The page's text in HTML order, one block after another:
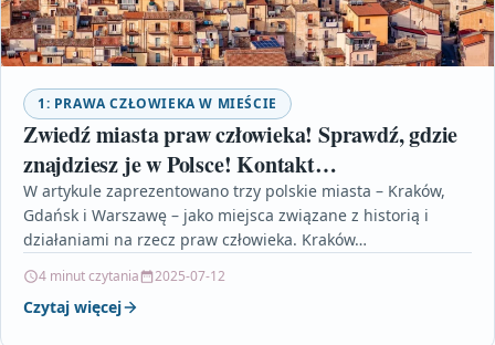
1: PRAWA CZŁOWIEKA W MIEŚCIE
Zwiedź miasta praw człowieka! Sprawdź, gdzie
znajdziesz je w Polsce! Kontakt
https://utal.pl/kontakt/
W artykule zaprezentowano trzy polskie miasta – Kraków,
Gdańsk i Warszawę – jako miejsca związane z historią i
działaniami na rzecz praw człowieka. Kraków…
4 minut czytania 2025-07-12
Czytaj więcej